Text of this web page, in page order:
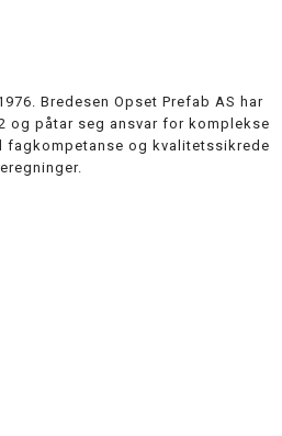
Bredesen Opset Prefab AS har
og påtar seg ansvar for komplekse
fagkompetanse og kvalitetssikrede